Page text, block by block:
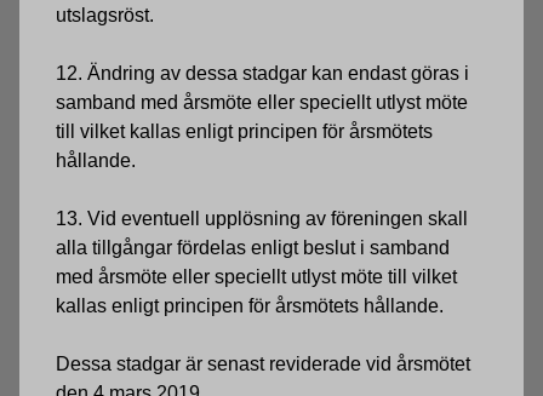
utslagsröst.
12. Ändring av dessa stadgar kan endast göras i
samband med årsmöte eller speciellt utlyst möte
till vilket kallas enligt principen för årsmötets
hållande.
13. Vid eventuell upplösning av föreningen skall
alla tillgångar fördelas enligt beslut i samband
med årsmöte eller speciellt utlyst möte till vilket
kallas enligt principen för årsmötets hållande.
Dessa stadgar är senast reviderade vid årsmötet